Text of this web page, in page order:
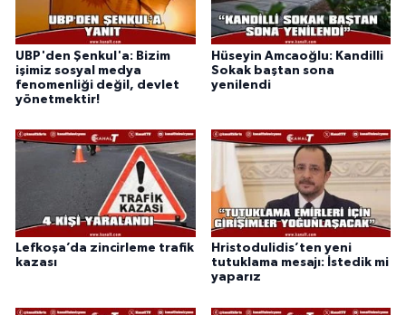
UBP'den Şenkul'a: Bizim
işimiz sosyal medya
fenomenliği değil, devlet
yönetmektir!
Hüseyin Amcaoğlu: Kandilli
Sokak baştan sona
yenilendi
Lefkoşa’da zincirleme trafik
kazası
Hristodulidis’ten yeni
tutuklama mesajı: İstedik mi
yaparız